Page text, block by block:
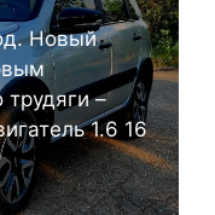
Новый
–
1.6 16